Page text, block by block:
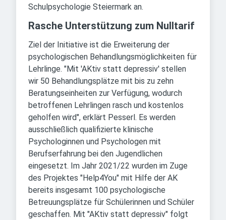
Schulpsychologie Steiermark an.
Rasche Unterstützung zum Nulltarif
Ziel der Initiative ist die Erweiterung der
psychologischen Behandlungsmöglichkeiten für
Lehrlinge. "Mit 'AKtiv statt depressiv' stellen
wir 50 Behandlungsplätze mit bis zu zehn
Beratungseinheiten zur Verfügung, wodurch
betroffenen Lehrlingen rasch und kostenlos
geholfen wird", erklärt Pesserl. Es werden
ausschließlich qualifizierte klinische
Psychologinnen und Psychologen mit
Berufserfahrung bei den Jugendlichen
eingesetzt. Im Jahr 2021/22 wurden im Zuge
des Projektes "Help4You" mit Hilfe der AK
bereits insgesamt 100 psychologische
Betreuungsplätze für Schülerinnen und Schüler
geschaffen. Mit "AKtiv statt depressiv" folgt